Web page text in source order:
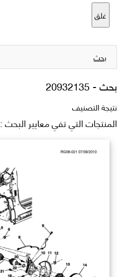
غلق
بحث
بحث -20932135
نتيجة التصنيف
المنتجات التي تفي معايير البحث : 20932135